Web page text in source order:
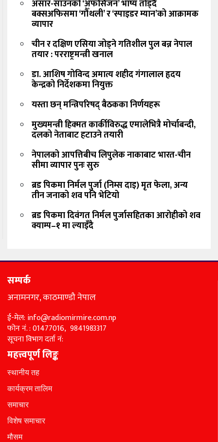
असार-साउनको ‘अफसिजन’ भाष्य तोड्दै
बक्सअफिसमा ‘गौँथली’ र ‘स्पाइडर म्यान’को आक्रामक
व्यापार
चीन र दक्षिण एसिया जोड्ने गतिशील पुल बन्न नेपाल
तयार : परराष्ट्रमन्त्री खनाल
डा. आशिष गोविन्द अमात्य शहीद गंगालाल हृदय
केन्द्रको निर्देशकमा नियुक्त
यस्ता छन् मन्त्रिपरिषद् बैठकका निर्णयहरू
मुख्यमन्त्री हिक्मत कार्कीविरुद्ध एमालेभित्रै मोर्चाबन्दी,
दलको नेताबाट हटाउने तयारी
नेपालको आपत्तिबीच लिपुलेक नाकाबाट भारत-चीन
सीमा व्यापार पुनः सुरु
ब्रड पिकमा निर्मल पुर्जा (निम्स दाइ) मृत फेला, अन्य
तीन जनाको शव पनि भेटियो
ब्रड पिकमा दिवंगत निर्मल पुर्जासहितका आरोहीको शव
क्याम्प–१ मा ल्याइँदै
सम्पर्क
अनामनगर, काठमाण्डौ नेपाल
ई-मेल: info@radiomirmire.com.np
फोन नं. : 01477016, 9841983317
सूचना विभाग दर्ता नं:
महत्त्वपूर्ण लिङ्क
स्थानीय तह
कार्यक्रम तालिम
समाचार
विशेष समाचार
मौसम